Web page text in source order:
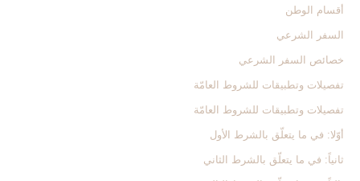
أقسام الوطن
السفر الشرعي‏
خصائص السفر الشرعي
تفصيلات وتطبيقات للشروط العامّة
تفصيلات وتطبيقات للشروط العامّة
أوّلا: في ما يتعلّق بالشرط الأول
ثانياً: في ما يتعلّق بالشرط الثاني